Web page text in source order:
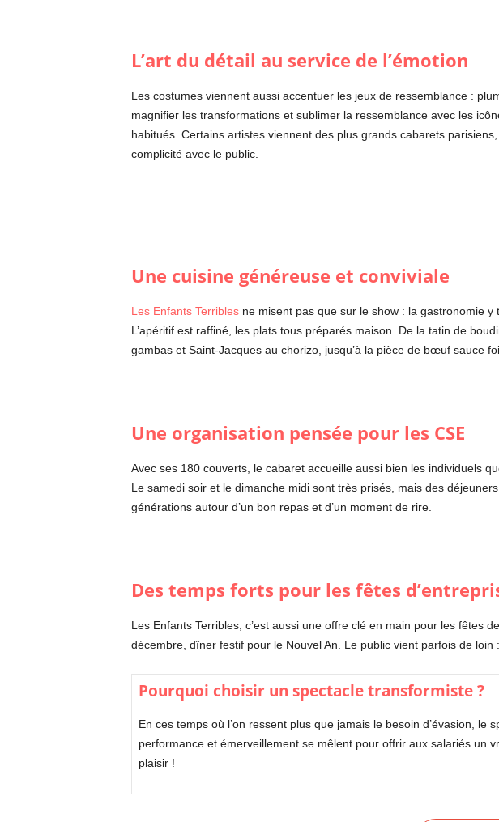
L’art du détail au service de l’émotion
Les costumes viennent aussi accentuer les jeux de ressemblance :
magnifier les transformations et sublimer la ressemblance avec les
habitués. Certains artistes viennent des plus grands cabarets
complicité avec le public.
Une cuisine généreuse et conviviale
Les Enfants Terriblesne misent pas que sur le show : la gastronomie y
L’apéritif est raffiné, les plats tous préparés maison. De la tatin de
gambas et Saint-Jacques au chorizo, jusqu’à la pièce de bœuf sauce
Une organisation pensée pour les CSE
Avec ses 180 couverts, le cabaret accueille aussi bien les individuels
Le samedi soir et le dimanche midi sont très prisés, mais des
générations autour d’un bon repas et d’un moment de rire.
Des temps forts pour les fêtes
Les Enfants Terribles, c’est aussi une offre clé en main pour les fêtes
décembre, dîner festif pour le Nouvel An. Le public vient parfois de
Pourquoi choisir un spectacle transformiste ?
En ces temps où l’on ressent plus que jamais le besoin d’évasion,
performance et émerveillement se mêlent pour offrir aux salariés un
plaisir !